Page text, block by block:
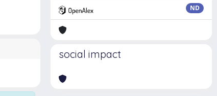
ND
social impact